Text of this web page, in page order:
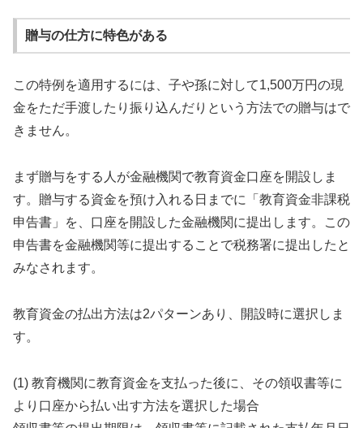
贈与の仕方に特色がある
この特例を適用するには、子や孫に対して1,500万円の現
金をただ手渡したり振り込んだりという方法での贈与はで
きません。
まず贈与をする人が金融機関で教育資金口座を開設しま
す。贈与する資金を預け入れる日までに「教育資金非課税
申告書」を、口座を開設した金融機関に提出します。この
申告書を金融機関等に提出することで税務署に提出したと
みなされます。
教育資金の払出方法は2パターンあり、開設時に選択しま
す。
(1) 教育機関に教育資金を支払った後に、その領収書等に
より口座から払い出す方法を選択した場合